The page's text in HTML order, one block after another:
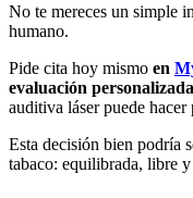
No te mereces un simple
humano.
Pide cita hoy mismo en
evaluación personalizada
auditiva láser puede hacer
Esta decisión bien podría
tabaco: equilibrada, libre y